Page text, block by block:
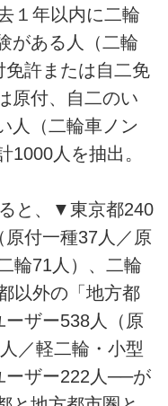
１年以内に二輪
がある人（二輪
許または自二免
原付、自二のい
人（二輪車ノン
人を抽出。
と、▼東京都240
原付一種37人／原
輪71人）、二輪
以外の「地方都
ザー538人（原
／軽二輪・小型
ーザー222人──が